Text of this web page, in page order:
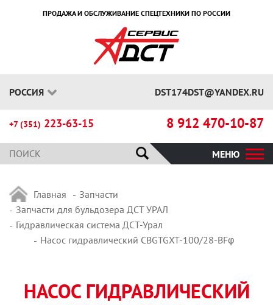
ПРОДАЖА И ОБСЛУЖИВАНИЕ СПЕЦТЕХНИКИ ПО РОССИИ
РОССИЯ DST174DST@YANDEX.RU
+7 (351) 223-63-15 8 912 470-10-87
МЕНЮ
Главная
Запчасти
Запчасти для бульдозера ДСТ УРАЛ
Гидравлическая система ДСТ-Урал
Насос гидравлический CBGTGXT-100/28-BFφ
НАСОС ГИДРАВЛИЧЕСКИЙ